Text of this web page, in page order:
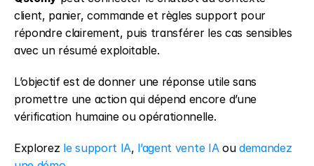
client, panier, commande et règles support pour
répondre clairement, puis transférer les cas sensibles
avec un résumé exploitable.
L’objectif est de donner une réponse utile sans
promettre une action qui dépend encore d’une
vérification humaine ou opérationnelle.
Explorez le support IA, l’agent vente IA ou demandez